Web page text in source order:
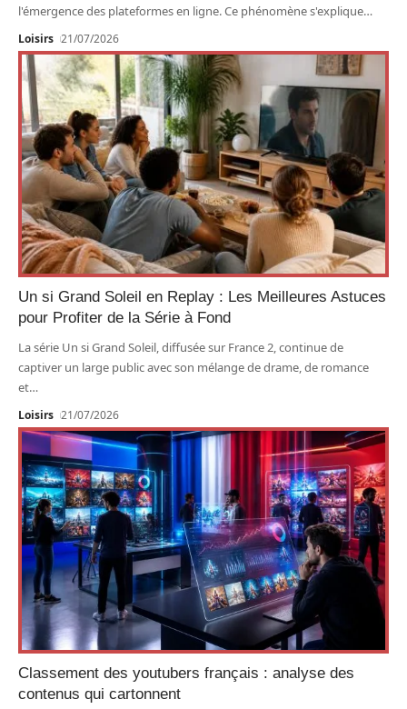
l'émergence des plateformes en ligne. Ce phénomène s'explique…
Loisirs 21/07/2026
Un si Grand Soleil en Replay : Les Meilleures Astuces
pour Profiter de la Série à Fond
La série Un si Grand Soleil, diffusée sur France 2, continue de
captiver un large public avec son mélange de drame, de romance
et…
Loisirs 21/07/2026
Classement des youtubers français : analyse des
contenus qui cartonnent